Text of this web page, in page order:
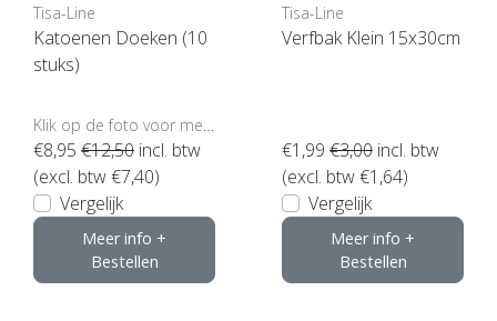
Tisa-Line
Katoenen Doeken (10
stuks)
€8,95 €12,50 incl. btw
(excl. btw €7,40)
Vergelijk
Meer info +
Bestellen
Tisa-Line
Verfbak Klein 15x30cm
€1,99 €3,00 incl. btw
(excl. btw €1,64)
Vergelijk
Meer info +
Bestellen